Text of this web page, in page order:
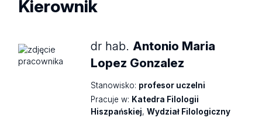
Kierownik
dr hab.Antonio Maria
Lopez Gonzalez
Stanowisko: profesor uczelni
Pracuje w: Katedra Filologii
Hiszpańskiej,Wydział Filologiczny